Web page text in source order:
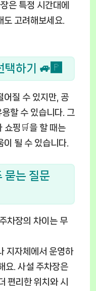
은 특정 시간대에
고려해보세요.
택하기 🚙🅿️
어질 수 있지만, 공
할 수 있습니다. 그
쇼핑🛒을 할 때는
될 수 있습니다.
묻는 질문
차장의 차이는 무
지자체에서 운영하
요. 사설 주차장은
편리한 위치와 시